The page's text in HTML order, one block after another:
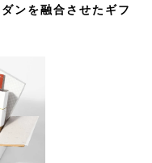
ンを融合させたギフ